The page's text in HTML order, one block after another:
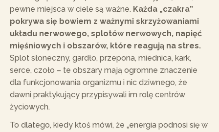
pewne miejsca w ciele są ważne. Każda „czakra”
pokrywa się bowiem z ważnymi skrzyżowaniami
układu nerwowego, splotów nerwowych, napięć
mięśniowych i obszarów, które reagują na stres.
Splot słoneczny, gardło, przepona, miednica, kark,
serce, czoło – te obszary mają ogromne znaczenie
dla funkcjonowania organizmu i nic dziwnego, że
dawni praktykujący przypisywali im rolę centrów
życiowych.
To dlatego, kiedy ktoś mówi, że „energia podnosi się w